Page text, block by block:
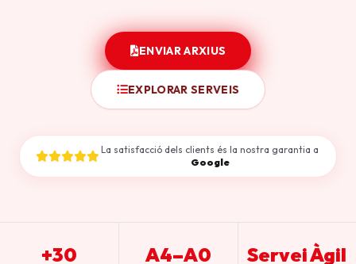
ENVIAR ARXIUS
EXPLORAR SERVEIS
La satisfacció dels clients és la nostra garantia a
Google
+30 A4–A0 Servei Àgil